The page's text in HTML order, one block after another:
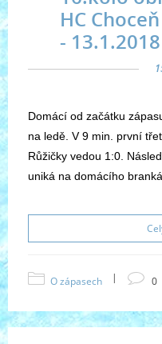
HC
- 13.1.2018
Domácí od začátku
na ledě. V 9 min. první
Růžičky vedou 1:0.
uniká na domácího
O zápasech | 0